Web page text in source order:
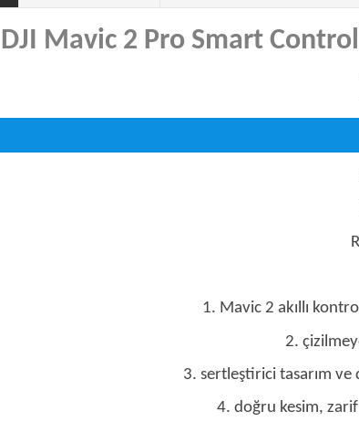
DJI Mavic 2 Pro Smart
1. Mavic 2 akıllı
2.
3. sertleştirici tasarım
4. doğru kesim,